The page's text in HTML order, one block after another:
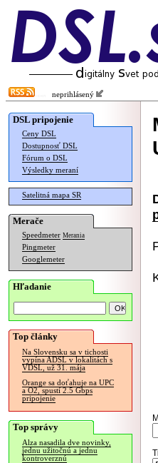
neprihlásený
DSL pripojenie
Ceny DSL
Dostupnosť DSL
Fórum o DSL
Výsledky meraní
Satelitná mapa SR
Merače
Speedmeter Merania
Pingmeter
Googlemeter
Hľadanie
Top články
Na Slovensku sa v tichosti
vypína ADSL v lokalitách s
VDSL, už 31. mája
Orange sa doťahuje na UPC
a O2, spustí 2.5 Gbps
pripojenie
Top správy
Alza nasadila dve novinky,
jednu užitočnú a jednu
kontroverznú